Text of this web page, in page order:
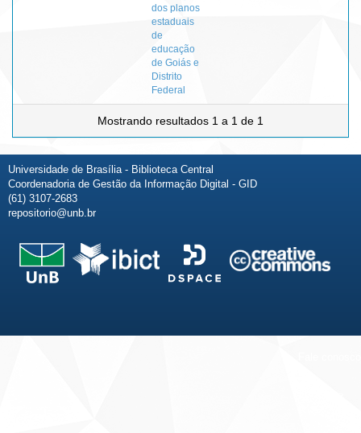
dos planos
estaduais
de
educação
de Goiás e
Distrito
Federal
Mostrando resultados 1 a 1 de 1
Universidade de Brasília - Biblioteca Central
Coordenadoria de Gestão da Informação Digital - GID
(61) 3107-2683
repositorio@unb.br